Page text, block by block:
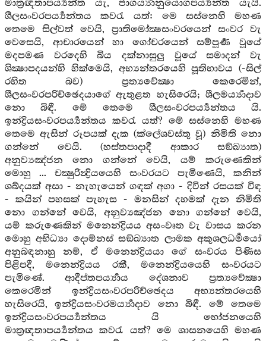
මාත්‍රඥතාපර්‍ය්‍යන්ත යැ, ජාගර්‍ය්‍යානුයොගපර්‍ය්‍යන්ත යැයි.
ශීලසංවරපර්‍ය්‍යන්තය කවරැ යත්: මෙ සස්නෙහි මහණ
තෙමෙ සිල්වත් වෙයි, ප්‍රාතිමෝක්‍ෂසංවරයෙන් සංවර වැ
වෙසෙයි, ආචාරයෙන් හා ගෝචරයෙන් සම්පූර්‍ණ වූයේ
මදපමණ වරදෙහි බිය දක්නාසුලු වූයේ සමාදන් වැ
ශික්‍ෂාපදයන්හි හික්මෙයි, අභ්‍යන්තරයෙහි පූතිභාවය (-සිල්
රහිත බව) ප්‍රත්‍යවේක්‍ෂා කෙරෙමින්,
ශීලසංවරපරිච්ඡෙදයාගේ ඇතුළත හැසිරෙයි; ශීලමර්‍ය්‍යාදාව
නො බිඳී. මේ තෙමෙ ශීලසංවරපර්‍ය්‍යන්තය යි.
ඉන්ද්‍රියසංවරපර්‍ය්‍යන්තය කවරැ යත්? මේ සස්නෙහි මහණ
තෙමෙ ඇසින් රූපයක් දැක (ක්ලේශවස්තු වූ) නිමිති නො
ගන්නේ වෙයි. (හස්තපාදාදී ආකාර සඞ්ඛ්‍යාත)
අනුව්‍යඤ්ජන නො ගන්නේ වෙයි, යම් කරුණෙකින්
මොහු ... චක්‍ෂුරින්‍ද්‍රියයෙහි සංවරයට පැමිණෙයි, කනින්
ශබ්දයක් අසා - නැහැයෙන් ගඳක් අගා - දිවින් රසයක් විඳ
- කයින් පහසක් පැහැස - මනසින් දහමක් දැන නිමිති
නො ගන්නේ වෙයි, අනුව්‍යඤ්ජන නො ගන්නේ වෙයි,
යම් කරුණෙකින් මනෙන්ද්‍රියය අසංවෘත වැ වාසය කරන
මොහු අභිධ්‍යා දොම්නස් සඞ්ඛ්‍යාත ලාමක අකුශලධර්‍මයෝ
අනුබඳනාහු නම්, ඒ මනෙන්ද්‍රියයා ගේ සංවරය පිණිස
පිළිපදී, මනෙන්ද්‍රියය රකී, මනෙන්ද්‍රියයෙහි සංවරයට
පැමිණේ. ආදීප්තපර්‍ය්‍යාය දේශනාව ප්‍රත්‍යවේක්‍ෂා
කෙරෙමින් ඉන්ද්‍රියසංවරපරිච්ඡෙදය අභ්‍යන්තරයෙහි
හැසිරෙයි, ඉන්ද්‍රියසංවරමර්‍ය්‍යාදාව නො බිඳී. මේ තෙමෙ
ඉන්ද්‍රියසංවරපර්‍ය්‍යන්තය යි භෝජනයෙහි
මාත්‍රඥතාපර්‍ය්‍යන්තය කවරැ යත්? මෙ ශාසනයෙහි මහණ